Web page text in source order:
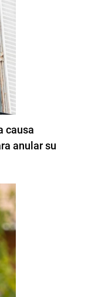
causa
anular su